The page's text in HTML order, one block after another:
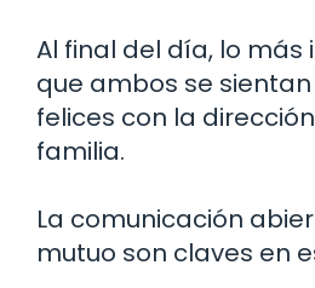
Al final del día, lo
que ambos se
felices con la
familia.
La comunicación
mutuo son claves en